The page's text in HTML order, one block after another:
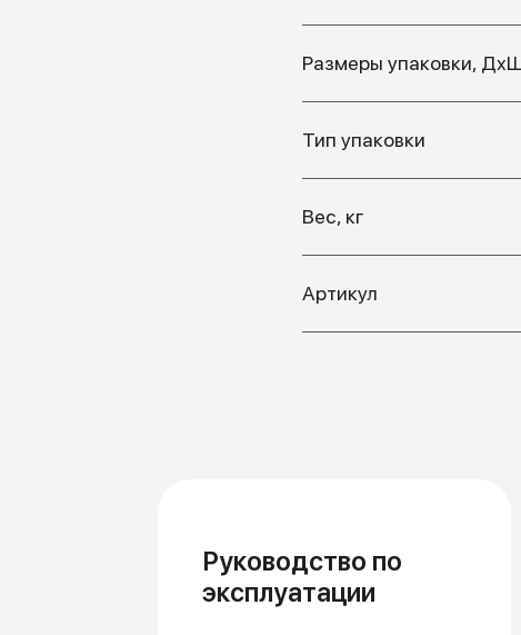
Размеры упаковки,
Тип упаковки
Вес, кг
Артикул
Руководство по
эксплуатации